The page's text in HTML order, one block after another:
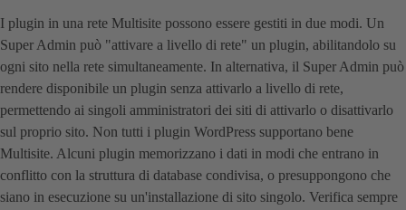
I plugin in una rete Multisite possono essere gestiti in due modi. Un
Super Admin può "attivare a livello di rete" un plugin, abilitandolo su
ogni sito nella rete simultaneamente. In alternativa, il Super Admin può
rendere disponibile un plugin senza attivarlo a livello di rete,
permettendo ai singoli amministratori dei siti di attivarlo o disattivarlo
sul proprio sito. Non tutti i plugin WordPress supportano bene
Multisite. Alcuni plugin memorizzano i dati in modi che entrano in
conflitto con la struttura di database condivisa, o presuppongono che
siano in esecuzione su un'installazione di sito singolo. Verifica sempre